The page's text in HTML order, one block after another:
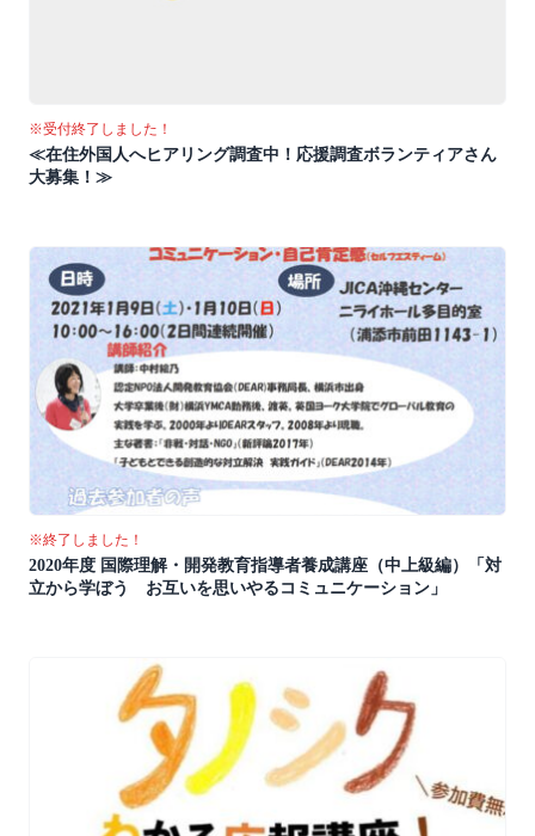
※受付終了しました！
≪在住外国人へヒアリング調査中！応援調査ボランティアさん
大募集！≫
※終了しました！
2020年度 国際理解・開発教育指導者養成講座（中上級編）「対
立から学ぼう お互いを思いやるコミュニケーション」